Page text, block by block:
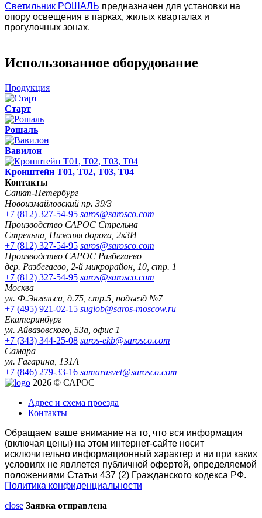
Светильник РОШАЛЬ предназначен для установки на
опору освещения в парках, жилых кварталах и
прогулочных зонах.
Использованное оборудование
Продукция
Старт
Рошаль
Вавилон
Кронштейн Т01, Т02, Т03, Т04
Контакты
Санкт-Петербург
Новоизмайловский пр. 39/3
+7 (812) 327-54-95 saros@sarosco.com
Производство САРОС Стрельна
Стрельна, Нижняя дорога, 2к3И
+7 (812) 327-54-95 saros@sarosco.com
Производство САРОС Разбегаево
дер. Разбегаево, 2-й микрорайон, 10, стр. 1
+7 (812) 327-54-95 saros@sarosco.com
Москва
ул. Ф.Энгельса, д.75, стр.5, подъезд №7
+7 (495) 921-02-15 suglob@saros-moscow.ru
Екатеринбург
ул. Айвазовского, 53а, офис 1
+7 (343) 344-25-08 saros-ekb@sarosco.com
Самара
ул. Гагарина, 131А
+7 (846) 279-33-16 samarasvet@sarosco.com
2026 © САРОС
Адрес и схема проезда
Контакты
Обращаем ваше внимание на то, что вся информация
(включая цены) на этом интернет-сайте носит
исключительно информационный характер и ни при каких
условиях не является публичной офертой, определяемой
положениями Статьи 437 (2) Гражданского кодекса РФ.
Политика конфиденциальности
close Заявка отправлена